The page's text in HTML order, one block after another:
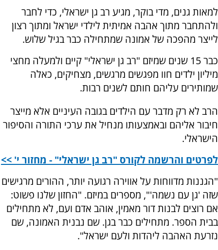
למאות גנים, מדי בוקר, מגיע רב גן ישראלי, כדי לחבר
ולהתחבר מתוך אהבה אמיתית לילדי ישראל ומתוך רצון
לייצר מהפכה של אמונה שמתחילה כבר בגיל שלוש.
כבר 15 שנים שמיזם "רב גן ישראלי" קיים ולמעלה מחצי
מיליון ילדים חוו מפגשים מרגשים, מצחיקים, כאלה
שמותירים עליהם חותם לשנים רבות.
הרב לא רק מדבר עם הילדים בגובה העיניים אלא מייצר
חיבור אליהם ובאמצעותו מנחיל את ערכי התורה והסיפור
הישראלי.
לפרטים והרשמה לקורס "רב גן ישראלי" - מחזור י' >>
"הגננות מדווחות על אווירה רגועה יותר, ההורים מרגישים
שזה 'גן עם נשמה'", מספרים במיזם. "החזון שלנו פשוט:
אם רוצים לבנות דור מאמין, אוהב אדם ועם, לא מתחילים
בבית הספר. מתחילים כבר בגן. שם נבנית האמונה, שם
נזרעת האהבה ליהדות ולעם ישראל".